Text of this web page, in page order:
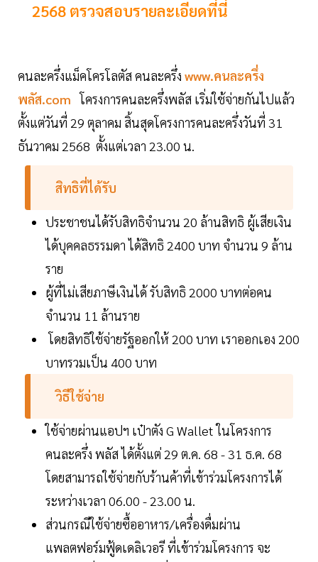
2568 ตรวจสอบรายละเอียดที่นี่
คนละครึ่งแม็คโครโลตัส คนละครึ่ง www.คนละครึ่ง
พลัส.com โครงการคนละครึ่งพลัส เริ่มใช้จ่ายกันไปแล้ว
ตั้งแต่วันที่ 29 ตุลาคม สิ้นสุดโครงการคนละครึ่งวันที่ 31
ธันวาคม 2568 ตั้งแต่เวลา 23.00 น.
สิทธิที่ได้รับ
ประชาชนได้รับสิทธิจำนวน 20 ล้านสิทธิ ผู้เสียเงิน
ได้บุคคลธรรมดา ได้สิทธิ 2400 บาท จำนวน 9 ล้าน
ราย
ผู้ที่ไม่เสียภาษีเงินได้ รับสิทธิ 2000 บาทต่อคน
จำนวน 11 ล้านราย
โดยสิทธิใช้จ่ายรัฐออกให้ 200 บาท เราออกเอง 200
บาทรวมเป็น 400 บาท
วิธีใช้จ่าย
ใช้จ่ายผ่านแอปฯ เป๋าตัง G Wallet ในโครงการ
คนละครึ่ง พลัส ได้ตั้งแต่ 29 ต.ค. 68 - 31 ธ.ค. 68
โดยสามารถใช้จ่ายกับร้านค้าที่เข้าร่วมโครงการได้
ระหว่างเวลา 06.00 - 23.00 น.
ส่วนกรณีใช้จ่ายซื้ออาหาร/เครื่องดื่มผ่าน
แพลตฟอร์มฟู้ดเดลิเวอรี ที่เข้าร่วมโครงการ จะ